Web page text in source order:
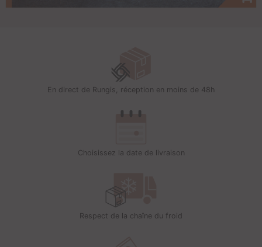
En direct de Rungis, réception en moins de 48h
Choisissez la date de livraison
Respect de la chaîne du froid